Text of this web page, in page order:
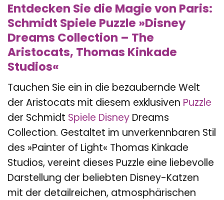
Entdecken Sie die Magie von Paris:
Schmidt Spiele Puzzle »Disney
Dreams Collection – The
Aristocats, Thomas Kinkade
Studios«
Tauchen Sie ein in die bezaubernde Welt
der Aristocats mit diesem exklusiven Puzzle
der Schmidt Spiele Disney Dreams
Collection. Gestaltet im unverkennbaren Stil
des »Painter of Light« Thomas Kinkade
Studios, vereint dieses Puzzle eine liebevolle
Darstellung der beliebten Disney-Katzen
mit der detailreichen, atmosphärischen